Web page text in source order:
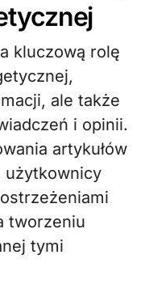
kluczową rolę
ale także
i opinii.
artykułów
użytkownicy
tworzeniu
tymi